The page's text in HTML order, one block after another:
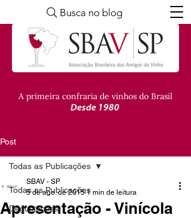
A primeira confraria de vinhos do Brasil
Desde 1980
Busca no blog
Post
Todas as Publicações
Degustações
Todas as Publicações
Apresentação - Vinícola
SBAV - SP
5 de ago. de 2015 1 min de leitura